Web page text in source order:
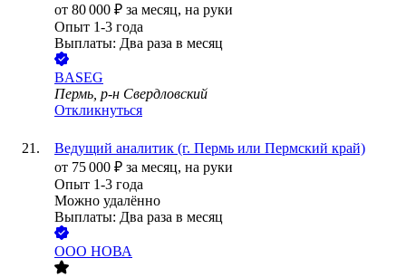
от 80 000 ₽ за месяц, на руки
Опыт 1-3 года
Выплаты: Два раза в месяц
BASEG
Пермь, р-н Свердловский
Откликнуться
Ведущий аналитик (г. Пермь или Пермский край)
от 75 000 ₽ за месяц, на руки
Опыт 1-3 года
Можно удалённо
Выплаты: Два раза в месяц
ООО НОВА